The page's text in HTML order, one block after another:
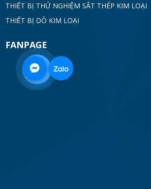
THIẾT BỊ THỬ NGHIỆM SẮT THÉP KIM LOẠI
THIẾT BỊ DÒ KIM LOẠI
FANPAGE
0968
332